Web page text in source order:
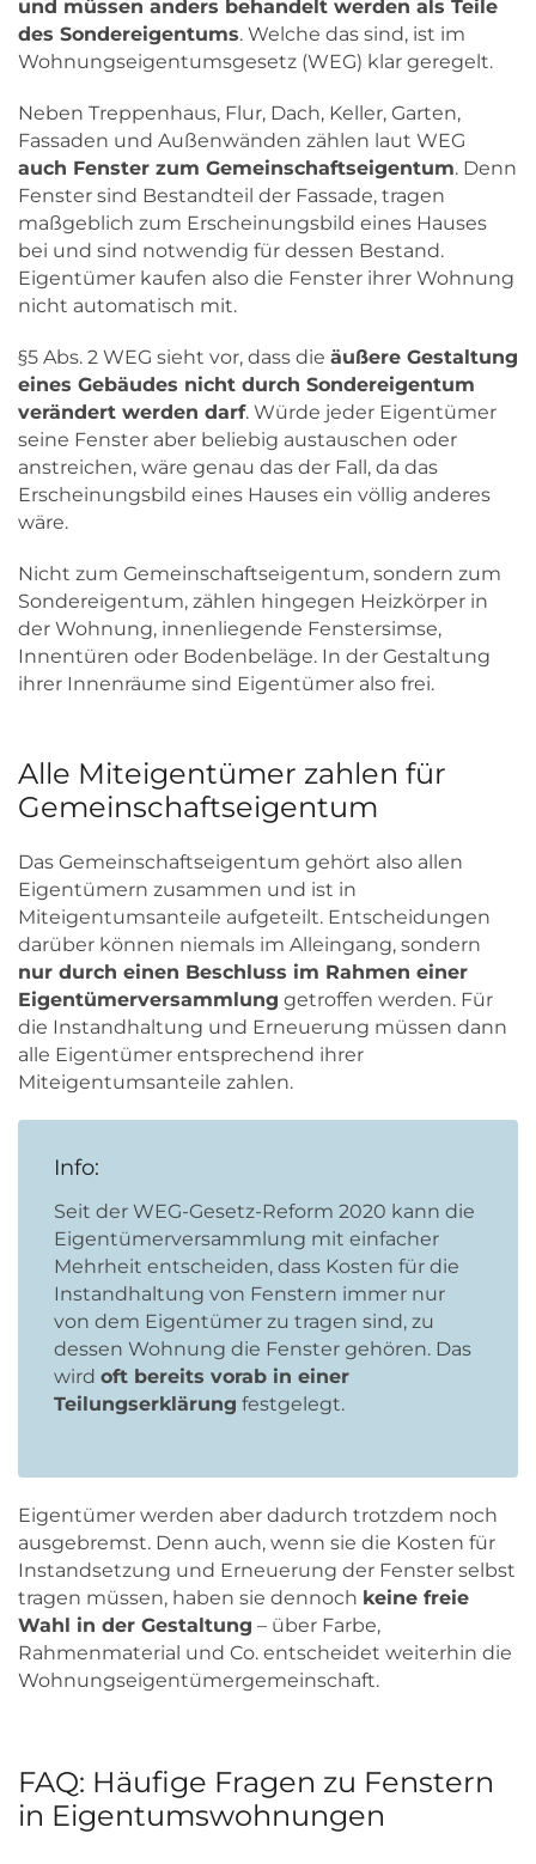
und müssen anders behandelt werden als Teile
des Sondereigentums. Welche das sind, ist im
Wohnungseigentumsgesetz (WEG) klar geregelt.
Neben Treppenhaus, Flur, Dach, Keller, Garten,
Fassaden und Außenwänden zählen laut WEG
auch Fenster zum Gemeinschaftseigentum. Denn
Fenster sind Bestandteil der Fassade, tragen
maßgeblich zum Erscheinungsbild eines Hauses
bei und sind notwendig für dessen Bestand.
Eigentümer kaufen also die Fenster ihrer Wohnung
nicht automatisch mit.
§5 Abs. 2 WEG sieht vor, dass die äußere Gestaltung
eines Gebäudes nicht durch Sondereigentum
verändert werden darf. Würde jeder Eigentümer
seine Fenster aber beliebig austauschen oder
anstreichen, wäre genau das der Fall, da das
Erscheinungsbild eines Hauses ein völlig anderes
wäre.
Nicht zum Gemeinschaftseigentum, sondern zum
Sondereigentum, zählen hingegen Heizkörper in
der Wohnung, innenliegende Fenstersimse,
Innentüren oder Bodenbeläge. In der Gestaltung
ihrer Innenräume sind Eigentümer also frei.
Alle Miteigentümer zahlen für
Gemeinschaftseigentum
Das Gemeinschaftseigentum gehört also allen
Eigentümern zusammen und ist in
Miteigentumsanteile aufgeteilt. Entscheidungen
darüber können niemals im Alleingang, sondern
nur durch einen Beschluss im Rahmen einer
Eigentümerversammlung getroffen werden. Für
die Instandhaltung und Erneuerung müssen dann
alle Eigentümer entsprechend ihrer
Miteigentumsanteile zahlen.
Info:
Seit der WEG-Gesetz-Reform 2020 kann die
Eigentümerversammlung mit einfacher
Mehrheit entscheiden, dass Kosten für die
Instandhaltung von Fenstern immer nur
von dem Eigentümer zu tragen sind, zu
dessen Wohnung die Fenster gehören. Das
wird oft bereits vorab in einer
Teilungserklärung festgelegt.
Eigentümer werden aber dadurch trotzdem noch
ausgebremst. Denn auch, wenn sie die Kosten für
Instandsetzung und Erneuerung der Fenster selbst
tragen müssen, haben sie dennoch keine freie
Wahl in der Gestaltung – über Farbe,
Rahmenmaterial und Co. entscheidet weiterhin die
Wohnungseigentümergemeinschaft.
FAQ: Häufige Fragen zu Fenstern
in Eigentumswohnungen